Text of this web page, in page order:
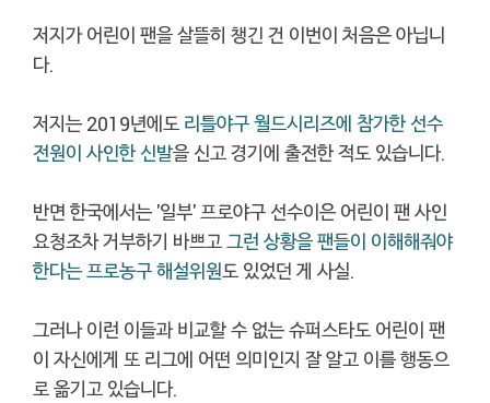
저지가 어린이 팬을 살뜰히 챙긴 건 이번이 처음은 아닙니
다.
저지는 2019년에도 리틀야구 월드시리즈에 참가한 선수
전원이 사인한 신발을 신고 경기에 출전한 적도 있습니다.
반면 한국에서는 '일부' 프로야구 선수이은 어린이 팬 사인
요청조차 거부하기 바쁘고그런 상황을 팬들이 이해해줘야
한다는 프로농구 해설위원도 있었던 게 사실.
그러나 이런 이들과 비교할 수 없는 슈퍼스타도 어린이 팬
이 자신에게 또 리그에 어떤 의미인지 잘 알고 이를 행동으
로 옮기고 있습니다.